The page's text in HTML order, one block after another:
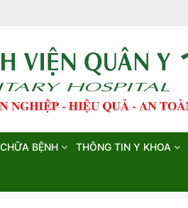
BỆNH THÔNG TIN Y KHOA